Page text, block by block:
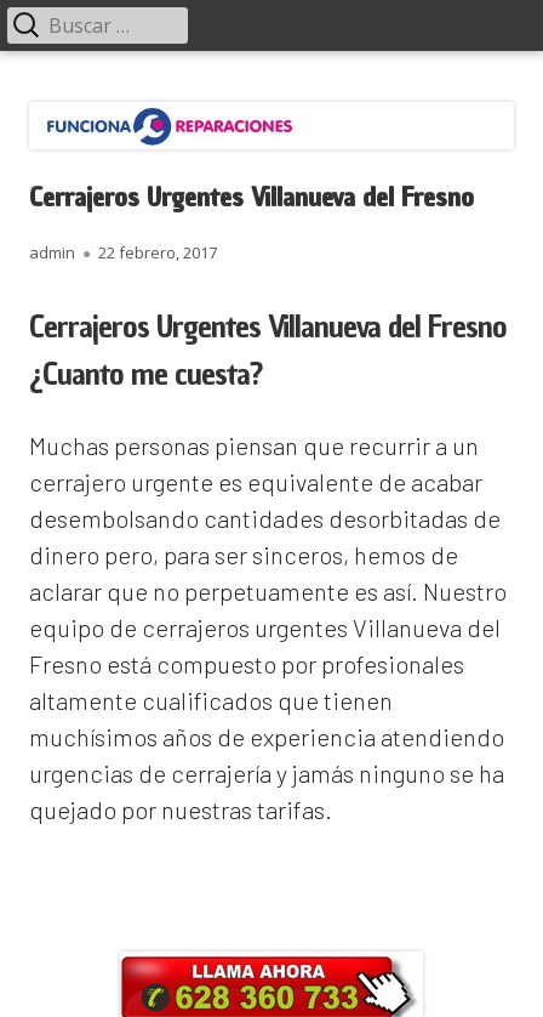
contenido
Menú
principal Buscar:
Cerrajeros Urgentes Villanueva del Fresno
Autor
admin
Publicado
22 febrero, 2017
Cerrajeros Urgentes Villanueva del Fresno
¿Cuanto me cuesta?
Muchas personas piensan que recurrir a un
cerrajero urgente es equivalente de acabar
desembolsando cantidades desorbitadas de
dinero pero, para ser sinceros, hemos de
aclarar que no perpetuamente es así. Nuestro
equipo de cerrajeros urgentes Villanueva del
Fresno está compuesto por profesionales
altamente cualificados que tienen
muchísimos años de experiencia atendiendo
urgencias de cerrajería y jamás ninguno se ha
quejado por nuestras tarifas.